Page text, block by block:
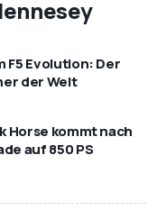
F5 Evolution: Der
der Welt
Horse kommt nach
auf 850 PS